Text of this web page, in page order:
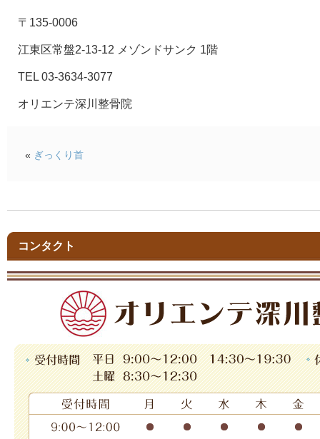
〒135-0006
江東区常盤2-13-12 メゾンドサンク 1階
TEL 03-3634-3077
オリエンテ深川整骨院
« ぎっくり首
コンタクト